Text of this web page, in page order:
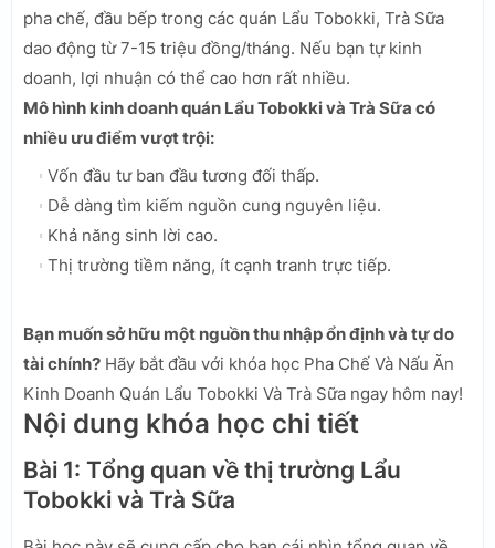
pha chế, đầu bếp trong các quán Lẩu Tobokki, Trà Sữa
dao động từ 7-15 triệu đồng/tháng. Nếu bạn tự kinh
doanh, lợi nhuận có thể cao hơn rất nhiều.
Mô hình kinh doanh quán Lẩu Tobokki và Trà Sữa có
nhiều ưu điểm vượt trội:
Vốn đầu tư ban đầu tương đối thấp.
Dễ dàng tìm kiếm nguồn cung nguyên liệu.
Khả năng sinh lời cao.
Thị trường tiềm năng, ít cạnh tranh trực tiếp.
Bạn muốn sở hữu một nguồn thu nhập ổn định và tự do
tài chính? Hãy bắt đầu với khóa học Pha Chế Và Nấu Ăn
Kinh Doanh Quán Lẩu Tobokki Và Trà Sữa ngay hôm nay!
Nội dung khóa học chi tiết
Bài 1: Tổng quan về thị trường Lẩu
Tobokki và Trà Sữa